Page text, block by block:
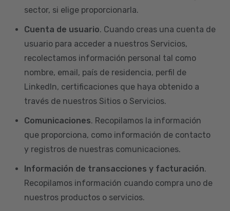
sector, si elige proporcionarla.
Cuenta de usuario. Cuando creas una cuenta de
usuario para acceder a nuestros Servicios,
recolectamos información personal tal como
nombre, email, país de residencia, perfil de
LinkedIn, certificaciones que haya obtenido a
través de nuestros Sitios o Servicios.
Comunicaciones. Recopilamos la información
que proporciona, como información de contacto
y registros de nuestras comunicaciones.
Información de transacciones y facturación.
Recopilamos información cuando compra uno de
nuestros productos o servicios.